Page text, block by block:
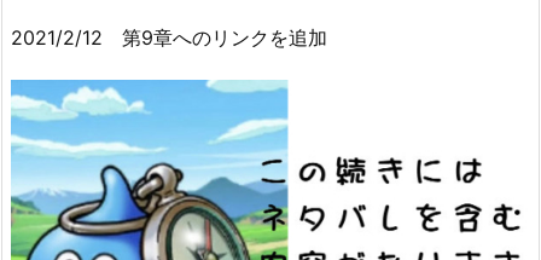
2021/2/12 第9章へのリンクを追加